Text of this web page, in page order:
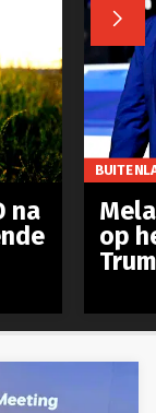

na
op